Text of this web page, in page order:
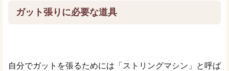
ガット張りに必要な道具
自分でガットを張るためには「ストリングマシン」と呼ば